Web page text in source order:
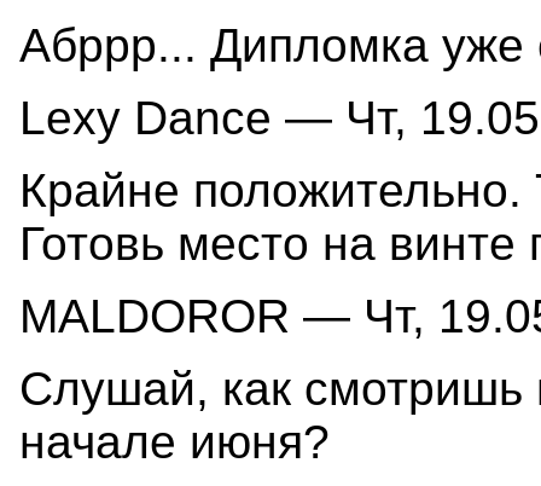
Абррр... Дипломка уже
Lexy Dance — Чт,
Крайне
Готовь место на
MALDOROR — Чт,
Слушай, как смотришь
начале июня?